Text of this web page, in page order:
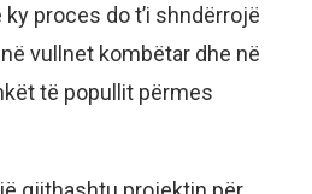
proces do t’i shndërrojë
vullnet kombëtar dhe në
të popullit përmes